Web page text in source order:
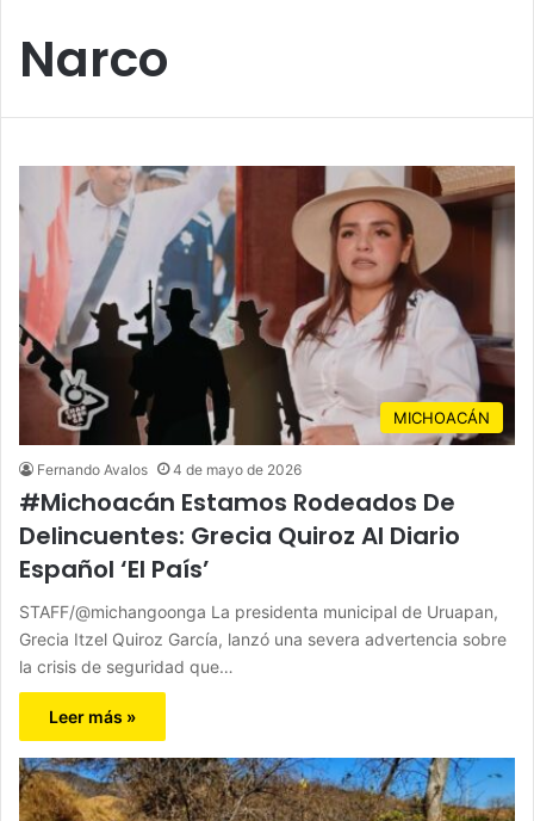
Narco
MICHOACÁN
Fernando Avalos 4 de mayo de 2026
#Michoacán Estamos Rodeados De
Delincuentes: Grecia Quiroz Al Diario
Español ‘El País’
STAFF/@michangoonga La presidenta municipal de Uruapan,
Grecia Itzel Quiroz García, lanzó una severa advertencia sobre
la crisis de seguridad que…
Leer más »